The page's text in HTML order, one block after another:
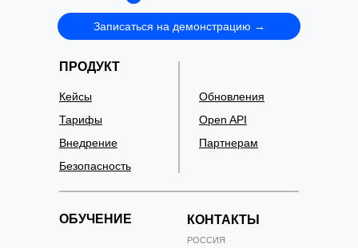
ПРОДУКТ
Внедрение
Безопасность
Обновления
ОБУЧЕНИЕ
Open API
КОНТАКТЫ
Кейсы
Тарифы
Партнерам
Записаться на демонстрацию →
РОССИЯ